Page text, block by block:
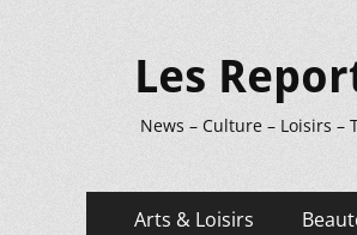
Les
News – Culture – Loisirs –
Menu
Arts & Loisirs